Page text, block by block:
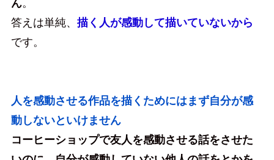
ん。
答えは単純、 描く人が感動して描いていないから
です。
人を感動させる作品を描くためにはまず自分が感
動しないといけません
コーヒーショップで友人を感動させる話をさせた